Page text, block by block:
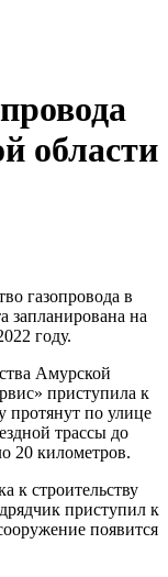
области
газопровода в
запланирована на
году.
Амурской
приступила к
протянут по улице
трассы до
20 километров.
к строительству
приступил к
появится